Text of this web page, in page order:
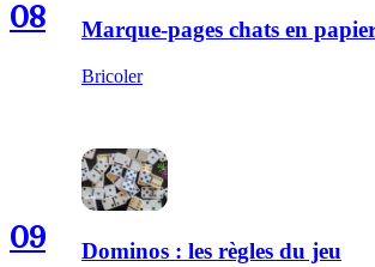
08 Marque-pages chats en
Bricoler
09 Dominos : les règles du jeu